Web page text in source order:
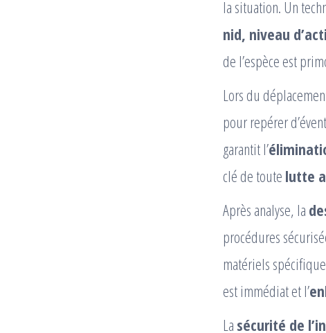
la situation. Un
nid, niveau
de l’espèce est
Lors du
pour repérer
garantit l’
clé de toute lutte
Après analyse, la
procédures
matériels
est immédiat et l’
La sécurité de